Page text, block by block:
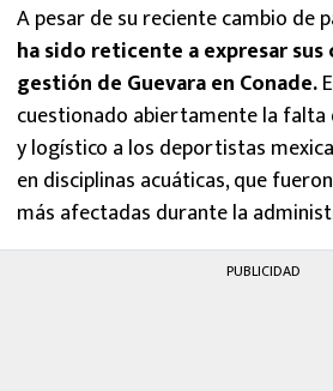
A pesar de su reciente cambio de
ha sido reticente a expresar
gestión de Guevara en Conade.
cuestionado abiertamente la falta
y logístico a los deportistas
en disciplinas acuáticas, que
más afectadas durante la
PUBLICIDAD